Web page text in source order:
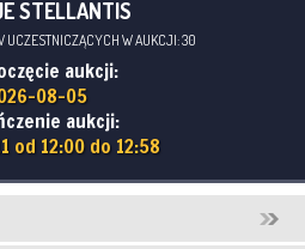
STELLANTIS
UCZESTNICZĄCYCH W AUKCJI: 30
aukcji:
08-05
aukcji:
od 12:00 do 12:58